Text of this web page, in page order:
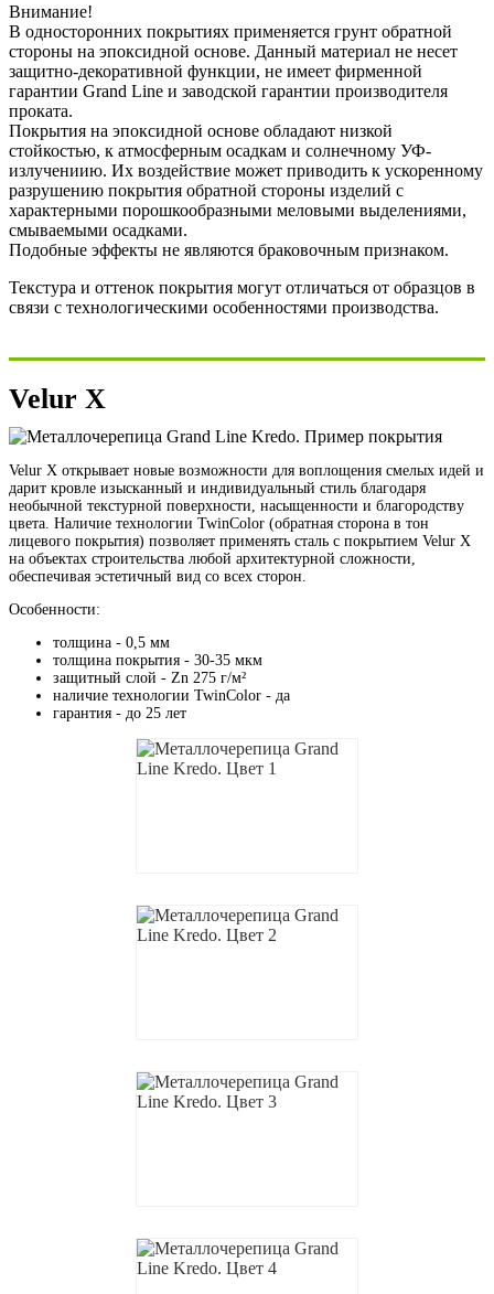
Внимание!
В односторонних покрытиях применяется грунт обратной
стороны на эпоксидной основе. Данный материал не несет
защитно-декоративной функции, не имеет фирменной
гарантии Grand Line и заводской гарантии производителя
проката.
Покрытия на эпоксидной основе обладают низкой
стойкостью, к атмосферным осадкам и солнечному УФ-
излучениию. Их воздействие может приводить к ускоренному
разрушению покрытия обратной стороны изделий с
характерными порошкообразными меловыми выделениями,
смываемыми осадками.
Подобные эффекты не являются браковочным признаком.
Текстура и оттенок покрытия могут отличаться от образцов в
связи с технологическими особенностями производства.
Velur X
Velur X открывает новые возможности для воплощения смелых идей и
дарит кровле изысканный и индивидуальный стиль благодаря
необычной текстурной поверхности, насыщенности и благородству
цвета. Наличие технологии TwinColor (обратная сторона в тон
лицевого покрытия) позволяет применять сталь с покрытием Velur X
на объектах строительства любой архитектурной сложности,
обеспечивая эстетичный вид со всех сторон.
Особенности:
толщина - 0,5 мм
толщина покрытия - 30-35 мкм
защитный слой - Zn 275 г/м²
наличие технологии TwinColor - да
гарантия - до 25 лет